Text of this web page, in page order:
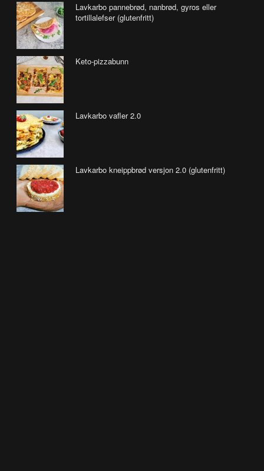
Lavkarbo pannebrød, nanbrød, gyros eller
tortillalefser (glutenfritt)
Keto-pizzabunn
Lavkarbo vafler 2.0
Lavkarbo kneippbrød versjon 2.0 (glutenfritt)